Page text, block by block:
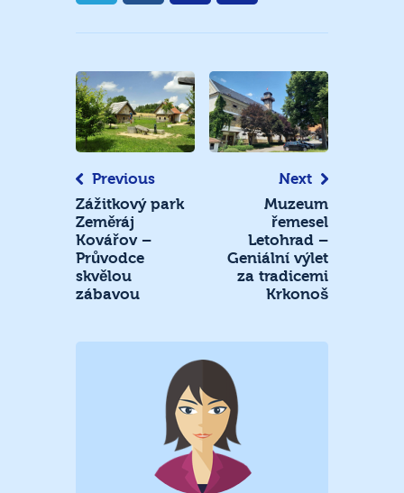
Navigace
pro
příspěvek
Previous
Zážitkový park
Zeměráj
Kovářov –
Průvodce
skvělou
zábavou
Next
Muzeum
řemesel
Letohrad –
Geniální výlet
za tradicemi
Krkonoš